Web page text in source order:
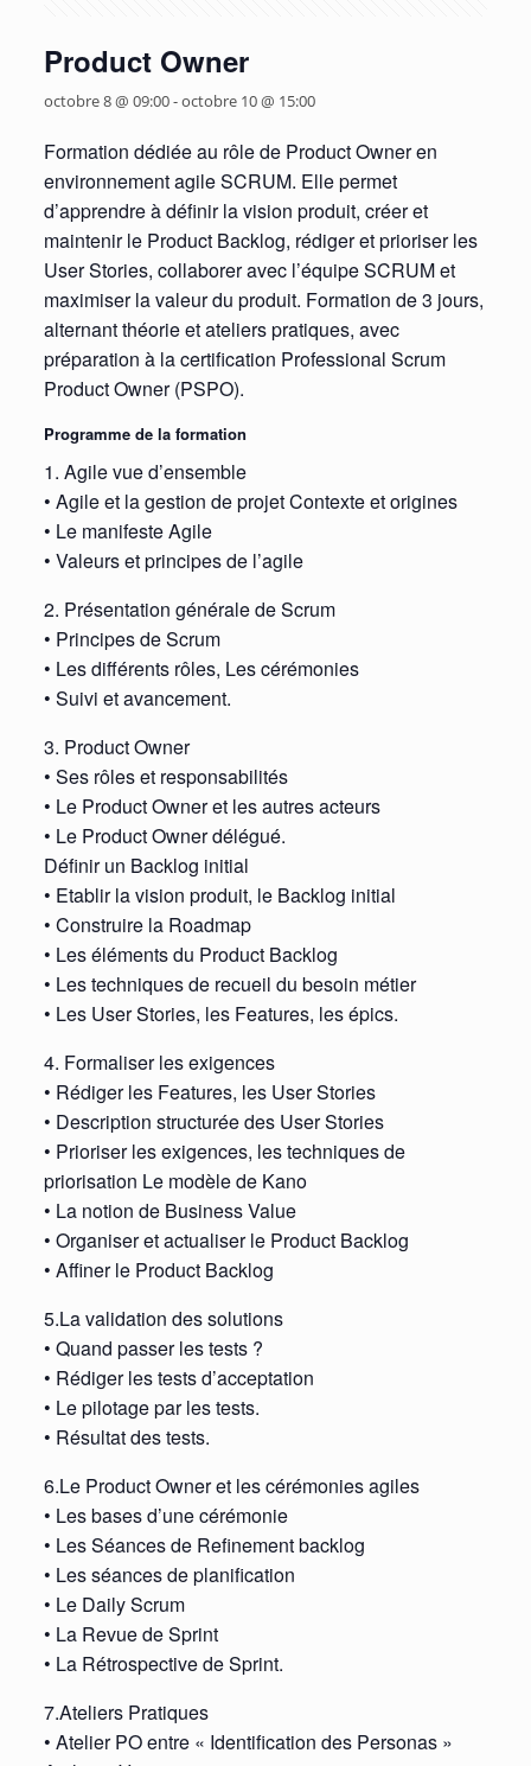
Product Owner
octobre 8 @ 09:00-octobre 10 @ 15:00
Formation dédiée au rôle de Product Owner en
environnement agile SCRUM. Elle permet
d’apprendre à définir la vision produit, créer et
maintenir le Product Backlog, rédiger et prioriser les
User Stories, collaborer avec l’équipe SCRUM et
maximiser la valeur du produit. Formation de 3 jours,
alternant théorie et ateliers pratiques, avec
préparation à la certification Professional Scrum
Product Owner (PSPO).
Programme de la formation
1. Agile vue d’ensemble
• Agile et la gestion de projet Contexte et origines
• Le manifeste Agile
• Valeurs et principes de l’agile
2. Présentation générale de Scrum
• Principes de Scrum
• Les différents rôles, Les cérémonies
• Suivi et avancement.
3. Product Owner
• Ses rôles et responsabilités
• Le Product Owner et les autres acteurs
• Le Product Owner délégué.
Définir un Backlog initial
• Etablir la vision produit, le Backlog initial
• Construire la Roadmap
• Les éléments du Product Backlog
• Les techniques de recueil du besoin métier
• Les User Stories, les Features, les épics.
4. Formaliser les exigences
• Rédiger les Features, les User Stories
• Description structurée des User Stories
• Prioriser les exigences, les techniques de
priorisation Le modèle de Kano
• La notion de Business Value
• Organiser et actualiser le Product Backlog
• Affiner le Product Backlog
5.La validation des solutions
• Quand passer les tests ?
• Rédiger les tests d’acceptation
• Le pilotage par les tests.
• Résultat des tests.
6.Le Product Owner et les cérémonies agiles
• Les bases d’une cérémonie
• Les Séances de Refinement backlog
• Les séances de planification
• Le Daily Scrum
• La Revue de Sprint
• La Rétrospective de Sprint.
7.Ateliers Pratiques
• Atelier PO entre « Identification des Personas »